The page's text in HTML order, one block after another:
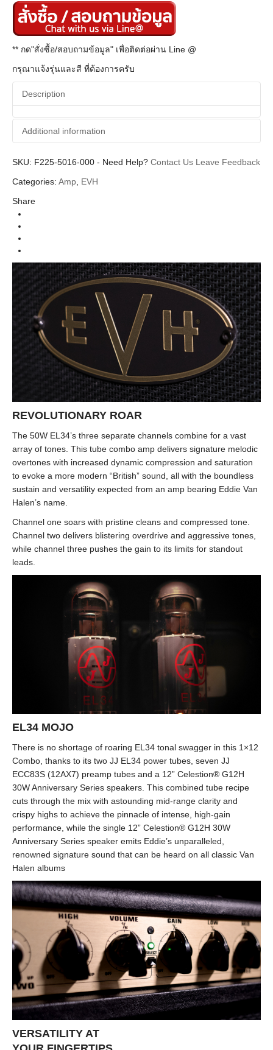
** กด"สั่งซื้อ/สอบถามข้อมูล" เพื่อติดต่อผ่าน Line @
กรุณาแจ้งรุ่นและสี ที่ต้องการครับ
Description
Additional information
Additional information
Brands Evh
SKU: F225-5016-000 - Need Help? Contact Us Leave Feedback
Categories: Amp EVH
Share
REVOLUTIONARY ROAR
The 50W EL34’s three separate channels combine for a vast
array of tones. This tube combo amp delivers signature melodic
overtones with increased dynamic compression and saturation
to evoke a more modern “British” sound, all with the boundless
sustain and versatility expected from an amp bearing Eddie Van
Halen’s name.
Channel one soars with pristine cleans and compressed tone.
Channel two delivers blistering overdrive and aggressive tones,
while channel three pushes the gain to its limits for standout
leads.
EL34 MOJO
There is no shortage of roaring EL34 tonal swagger in this 1×12
Combo, thanks to its two JJ EL34 power tubes, seven JJ
ECC83S (12AX7) preamp tubes and a 12” Celestion® G12H
30W Anniversary Series speakers. This combined tube recipe
cuts through the mix with astounding mid-range clarity and
crispy highs to achieve the pinnacle of intense, high-gain
performance, while the single 12” Celestion® G12H 30W
Anniversary Series speaker emits Eddie’s unparalleled,
renowned signature sound that can be heard on all classic Van
Halen albums
VERSATILITY AT